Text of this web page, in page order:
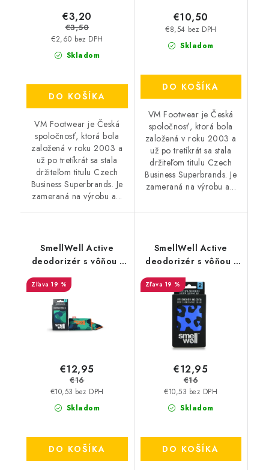
Skladom
€2,60 bez DPH
€3,20
€3,50
DO KOŠÍKA
VM Footwear je Česká
spoločnosť, ktorá bola
založená v roku 2003 a
už po tretíkrát sa stala
držiteľom titulu Czech
Business Superbrands. Je
zameraná na výrobu a...
Skladom
€8,54 bez DPH
€10,50
DO KOŠÍKA
VM Footwear je Česká
spoločnosť, ktorá bola
založená v roku 2003 a
už po tretíkrát sa stala
držiteľom titulu Czech
Business Superbrands. Je
zameraná na výrobu a...
SmellWell Active
deodorizér s vôňou -
Camo Green
19 %
Skladom
€10,53 bez DPH
€12,95
€16
DO KOŠÍKA
SmellWell Active
deodorizér s vôňou -
Leopard Blue
19 %
Skladom
€10,53 bez DPH
€12,95
€16
DO KOŠÍKA